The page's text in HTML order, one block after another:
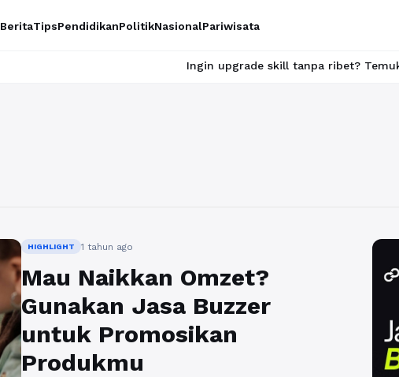
BeritaTipsPendidikanPolitikNasionalPariwisata
Ingin upgrade skill tanpa ribet? Temukan kelas
HIGHLIGHT 1 tahun ago
Mau Naikkan Omzet?
Gunakan Jasa Buzzer
untuk Promosikan
Produkmu